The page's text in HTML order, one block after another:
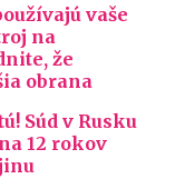
vaše
na
že
obrana
Súd v Rusku
12 rokov